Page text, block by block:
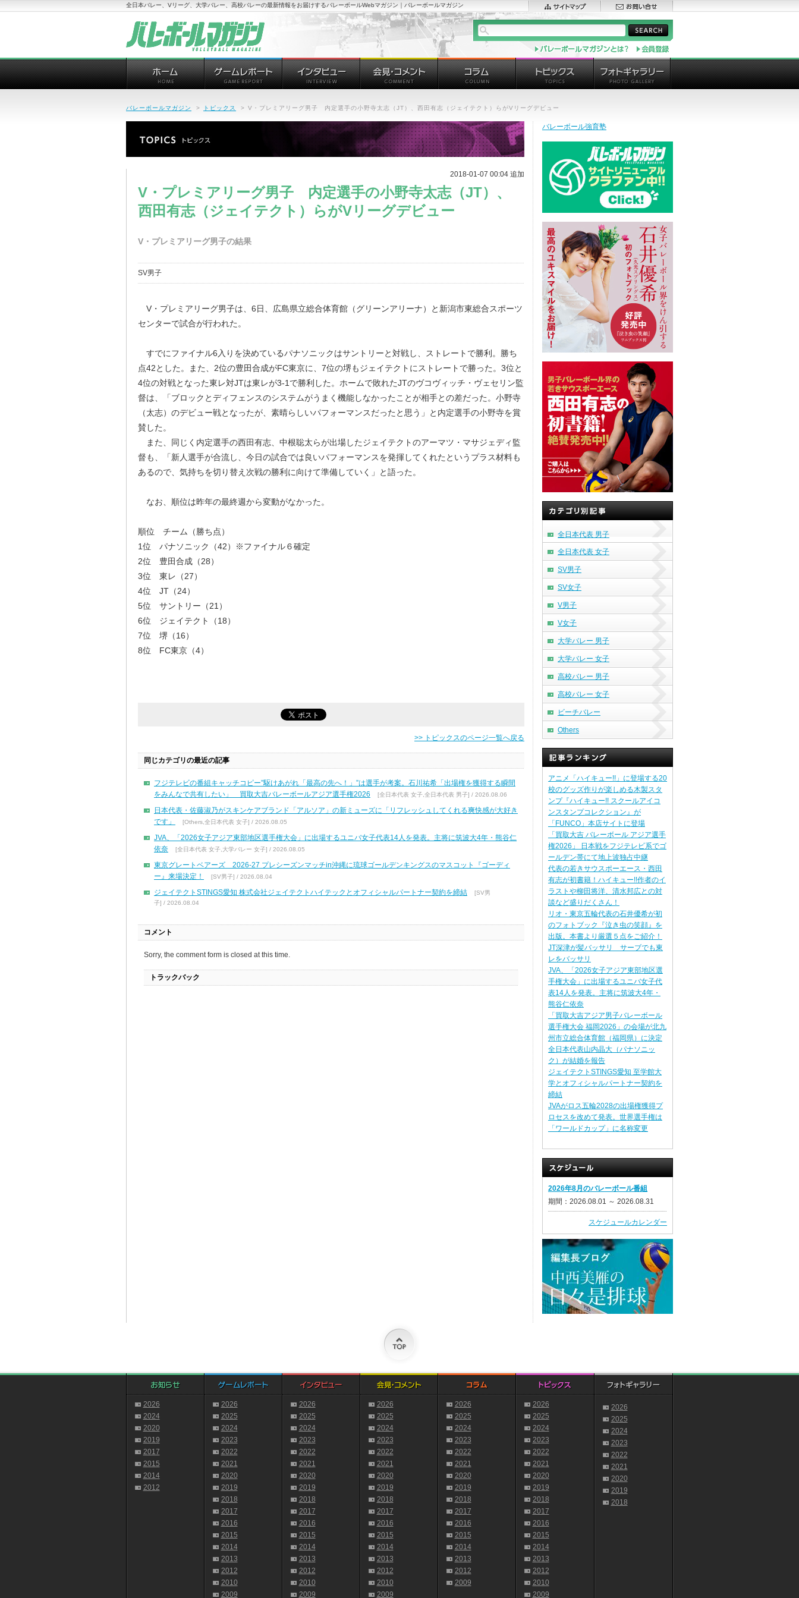
全日本バレー、Vリーグ、大学バレー、高校バレーの最新情報をお届けするバレーボールWebマガジン｜バレーボールマガジン
バレーボールマガジン > トピックス > V・プレミアリーグ男子 内定選手の小野寺太志（JT）、西田有志（ジェイテクト）らがVリーグデビュー
2018-01-07 00:04 追加
V・プレミアリーグ男子 内定選手の小野寺太志（JT）、
西田有志（ジェイテクト）らがVリーグデビュー
V・プレミアリーグ男子の結果
SV男子
V・プレミアリーグ男子は、6日、広島県立総合体育館（グリーンアリーナ）と新潟市東総合スポーツ
センターで試合が行われた。
すでにファイナル6入りを決めているパナソニックはサントリーと対戦し、ストレートで勝利。勝ち
点42とした。また、2位の豊田合成がFC東京に、7位の堺もジェイテクトにストレートで勝った。3位と
4位の対戦となった東レ対JTは東レが3-1で勝利した。ホームで敗れたJTのヴコヴィッチ・ヴェセリン監
督は、「ブロックとディフェンスのシステムがうまく機能しなかったことが相手との差だった。小野寺
（太志）のデビュー戦となったが、素晴らしいパフォーマンスだったと思う」と内定選手の小野寺を賞
賛した。
また、同じく内定選手の西田有志、中根聡太らが出場したジェイテクトのアーマツ・マサジェディ監
督も、「新人選手が合流し、今日の試合では良いパフォーマンスを発揮してくれたというプラス材料も
あるので、気持ちを切り替え次戦の勝利に向けて準備していく」と語った。
なお、順位は昨年の最終週から変動がなかった。
順位 チーム（勝ち点）
1位 パナソニック（42）※ファイナル６確定
2位 豊田合成（28）
3位 東レ（27）
4位 JT（24）
5位 サントリー（21）
6位 ジェイテクト（18）
7位 堺（16）
8位 FC東京（4）
>> トピックスのページ一覧へ戻る
同じカテゴリの最近の記事
フジテレビの番組キャッチコピー”駆けあがれ「最高の先へ！」”は選手が考案。石川祐希「出場権を獲得する瞬間
をみんなで共有したい」 買取大吉バレーボールアジア選手権2026
[全日本代表 女子,全日本代表 男子] / 2026.08.06
日本代表・佐藤淑乃がスキンケアブランド「アルソア」の新ミューズに「リフレッシュしてくれる爽快感が大好き
です」
[Others,全日本代表 女子] / 2026.08.05
JVA、「2026女子アジア東部地区選手権大会」に出場するユニバ女子代表14人を発表。主将に筑波大4年・熊谷仁
依奈
[全日本代表 女子,大学バレー 女子] / 2026.08.05
東京グレートベアーズ 2026-27 プレシーズンマッチin沖縄に琉球ゴールデンキングスのマスコット『ゴーディ
ー』来場決定！
[SV男子] / 2026.08.04
ジェイテクトSTINGS愛知 株式会社ジェイテクトハイテックとオフィシャルパートナー契約を締結 [SV男
子] / 2026.08.04
コメント
Sorry, the comment form is closed at this time.
トラックバック
バレーボール強育塾
全日本代表 男子
全日本代表 女子
SV男子
SV女子
V男子
V女子
大学バレー 男子
大学バレー 女子
高校バレー 男子
高校バレー 女子
ビーチバレー
Others
アニメ「ハイキュー!!」に登場する20
校のグッズ作りが楽しめる木製スタ
ンプ『ハイキュー!! スクールアイコ
ンスタンプコレクション』が
「FUNCO」本店サイトに登場
「買取大吉 バレーボール アジア選手
権2026」 日本戦をフジテレビ系でゴ
ールデン帯にて地上波独占中継
代表の若きサウスポーエース・西田
有志が初書籍！ハイキュー!!作者のイ
ラストや柳田将洋、清水邦広との対
談など盛りだくさん！
リオ・東京五輪代表の石井優希が初
のフォトブック『泣き虫の笑顔』を
出版。本書より厳選５点をご紹介！
JT深津が髪バッサリ サーブでも東
レをバッサリ
JVA、「2026女子アジア東部地区選
手権大会」に出場するユニバ女子代
表14人を発表。主将に筑波大4年・
熊谷仁依奈
「買取大吉アジア男子バレーボール
選手権大会 福岡2026」の会場が北九
州市立総合体育館（福岡県）に決定
全日本代表山内晶大（パナソニッ
ク）が結婚を報告
ジェイテクトSTINGS愛知 至学館大
学とオフィシャルパートナー契約を
締結
JVAがロス五輪2028の出場権獲得プ
ロセスを改めて発表。世界選手権は
「ワールドカップ」に名称変更
2026年8月のバレーボール番組
期間：2026.08.01 ～ 2026.08.31
スケジュールカレンダー
2026
2024
2020
2019
2017
2015
2014
2012
2026
2025
2024
2023
2022
2021
2020
2019
2018
2017
2016
2015
2014
2013
2012
2010
2009
2026
2025
2024
2023
2022
2021
2020
2019
2018
2017
2016
2015
2014
2013
2012
2010
2009
2026
2025
2024
2023
2022
2021
2020
2019
2018
2017
2016
2015
2014
2013
2012
2010
2009
2026
2025
2024
2023
2022
2021
2020
2019
2018
2017
2016
2015
2014
2013
2012
2009
2026
2025
2024
2023
2022
2021
2020
2019
2018
2017
2016
2015
2014
2013
2012
2010
2009
2026
2025
2024
2023
2022
2021
2020
2019
2018